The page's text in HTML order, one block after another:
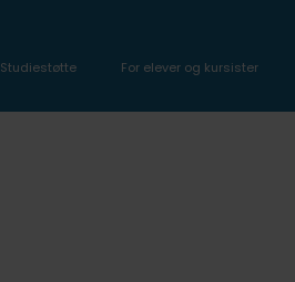
Studiestøtte For elever og kursister